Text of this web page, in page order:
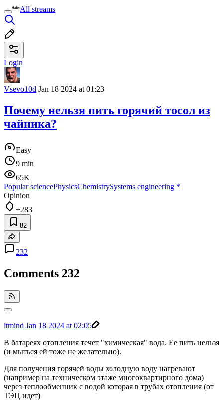
All streams
Login
Vsevo10d Jan 18 2024 at 01:23
Почему нельзя пить горячий тосол из
чайника?
Easy
9 min
65K
Popular sciencePhysicsChemistrySystems engineering *
Opinion
+283
82
232
Comments 232
itmind Jan 18 2024 at 02:05
В батареях отопления течет "химическая" вода. Ее пить нельзя
(и мыться ей тоже не желательно).
Для получения горячей воды холодную воду нагревают
(например на техническом этаже многоквартирного дома)
через теплообменник с водой которая в трубах отопления (от
ТЭЦ идет)